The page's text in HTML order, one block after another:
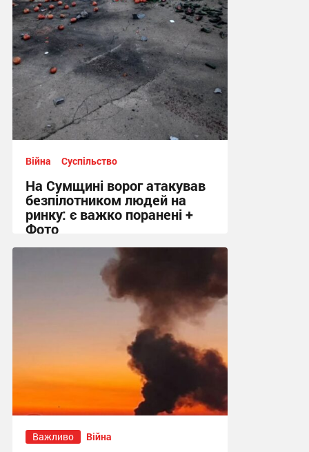
Війна Суспільство
На Сумщині ворог атакував
безпілотником людей на
ринку: є важко поранені +
Фото
Важливо Війна